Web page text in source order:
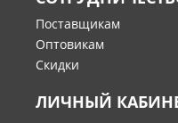
Поставщикам
Оптовикам
Скидки
ЛИЧНЫЙ